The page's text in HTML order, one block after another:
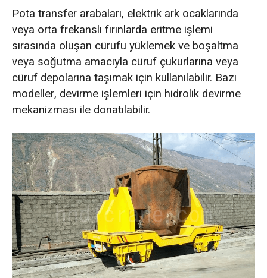
Pota transfer arabaları, elektrik ark ocaklarında
veya orta frekanslı fırınlarda eritme işlemi
sırasında oluşan cürufu yüklemek ve boşaltma
veya soğutma amacıyla cüruf çukurlarına veya
cüruf depolarına taşımak için kullanılabilir. Bazı
modeller, devirme işlemleri için hidrolik devirme
mekanizması ile donatılabilir.